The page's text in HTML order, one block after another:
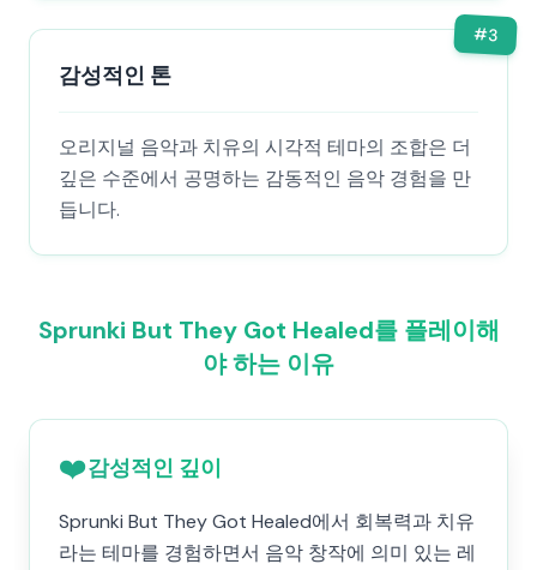
#3
감성적인 톤
오리지널 음악과 치유의 시각적 테마의 조합은 더
깊은 수준에서 공명하는 감동적인 음악 경험을 만
듭니다.
Sprunki But They Got Healed를 플레이해
야 하는 이유
❤️감성적인 깊이
Sprunki But They Got Healed에서 회복력과 치유
라는 테마를 경험하면서 음악 창작에 의미 있는 레